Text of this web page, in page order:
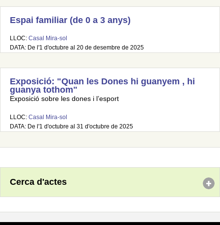
Espai familiar (de 0 a 3 anys)
LLOC: Casal Mira-sol
DATA: De l'1 d'octubre al 20 de desembre de 2025
Exposició: "Quan les Dones hi guanyem , hi
guanya tothom"
Exposició sobre les dones i l’esport
LLOC: Casal Mira-sol
DATA: De l'1 d'octubre al 31 d'octubre de 2025
Cerca d'actes